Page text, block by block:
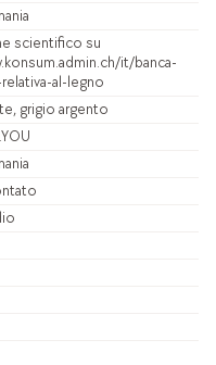
scientifico su
it/banca-
al-legno
grigio argento